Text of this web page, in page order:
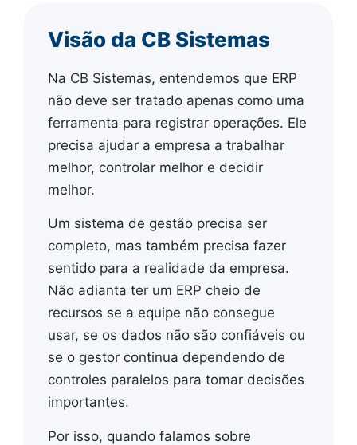
Visão da CB Sistemas
Na CB Sistemas, entendemos que ERP
não deve ser tratado apenas como uma
ferramenta para registrar operações. Ele
precisa ajudar a empresa a trabalhar
melhor, controlar melhor e decidir
melhor.
Um sistema de gestão precisa ser
completo, mas também precisa fazer
sentido para a realidade da empresa.
Não adianta ter um ERP cheio de
recursos se a equipe não consegue
usar, se os dados não são confiáveis ou
se o gestor continua dependendo de
controles paralelos para tomar decisões
importantes.
Por isso, quando falamos sobre